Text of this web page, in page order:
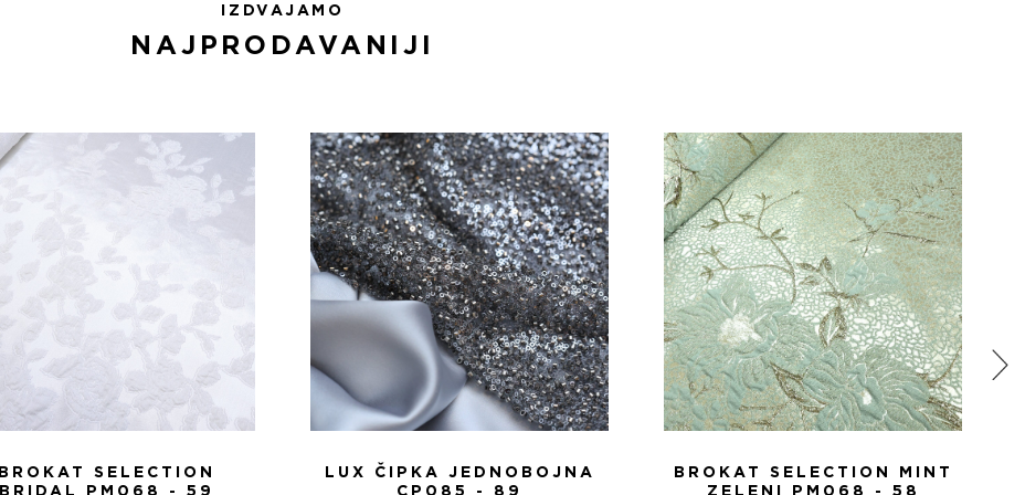
IZDVAJAMO
NAJPRODAVANIJI
BROKAT SELECTION
BRIDAL PM068 - 59
LUX ČIPKA JEDNOBOJNA
CP085 - 89
BROKAT SELECTION MINT
ZELENI PM068 - 58